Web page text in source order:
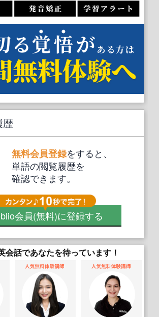
歴
無料会員登録をすると、
単語の閲覧履歴を
確認できます。
会員(無料)に登録する
会話であなたを待っています！